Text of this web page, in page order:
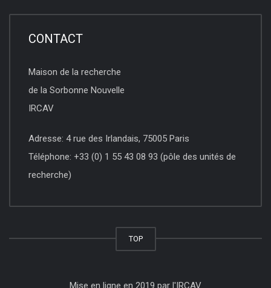
CONTACT
Maison de la recherche
de la Sorbonne Nouvelle
IRCAV
Adresse: 4 rue des Irlandais, 75005 Paris
Téléphone: +33 (0) 1 55 43 08 93 (pôle des unités de
recherche)
TOP
Mise en ligne en 2019 par l'IRCAV